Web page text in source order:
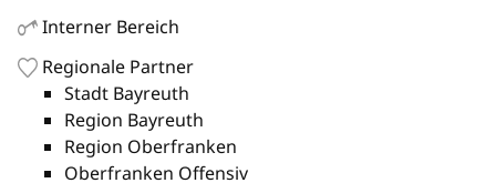
Interner Bereich
Regionale Partner
Stadt Bayreuth
Region Bayreuth
Region Oberfranken
Oberfranken Offensiv